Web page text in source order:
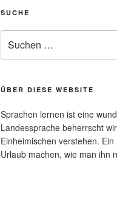
SUCHE
nach:
ÜBER DIESE WEBSITE
Sprachen lernen ist eine
Landessprache beherrscht
Einheimischen verstehen.
Urlaub machen, wie man ihn